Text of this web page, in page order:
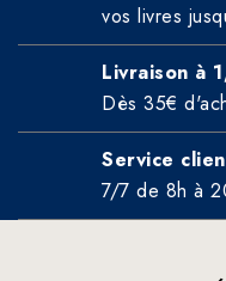
vos livres
Livraison à
Dès 35€
Service
7/7 de 8h à